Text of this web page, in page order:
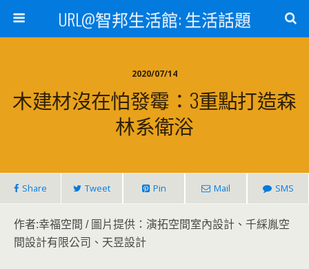
URL@智邦生活館: 生活話題
2020/07/14
木建材沒在怕發霉：3重點打造森
林系衛浴
Share Tweet Pin Mail SMS
作者:幸福空間 / 圖片提供：演拓空間室內設計、千綵胤空
間設計有限公司、天昱設計